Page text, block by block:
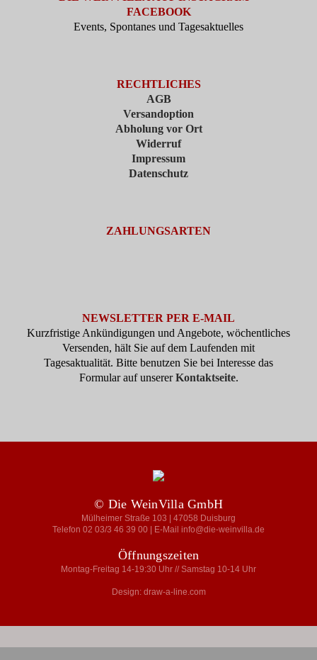
FACEBOOK
Events, Spontanes und Tagesaktuelles
RECHTLICHES
AGB
Versandoption
Abholung vor Ort
Widerruf
Impressum
Datenschutz
ZAHLUNGSARTEN
NEWSLETTER PER E-MAIL
Kurzfristige Ankündigungen und Angebote, wöchentliches
Versenden, hält Sie auf dem Laufenden mit
Tagesaktualität. Bitte benutzen Sie bei Interesse das
Formular auf unsererKontaktseite.
© Die WeinVilla GmbH
Mülheimer Straße 103 | 47058 Duisburg
Telefon 02 03/3 46 39 00 | E-Mail info@die-weinvilla.de
Öffnungszeiten
Montag-Freitag 14-19:30 Uhr // Samstag 10-14 Uhr
Design: draw-a-line.com